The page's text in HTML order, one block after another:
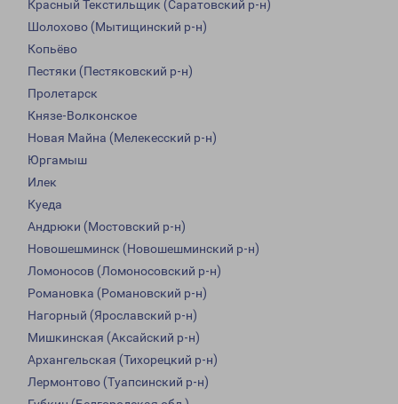
Красный Текстильщик (Саратовский р-н)
Шолохово (Мытищинский р-н)
Копьёво
Пестяки (Пестяковский р-н)
Пролетарск
Князе-Волконское
Новая Майна (Мелекесский р-н)
Юргамыш
Илек
Куеда
Андрюки (Мостовский р-н)
Новошешминск (Новошешминский р-н)
Ломоносов (Ломоносовский р-н)
Романовка (Романовский р-н)
Нагорный (Ярославский р-н)
Мишкинская (Аксайский р-н)
Архангельская (Тихорецкий р-н)
Лермонтово (Туапсинский р-н)